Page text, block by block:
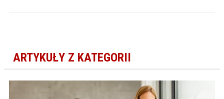
ARTYKUŁY Z KATEGORII